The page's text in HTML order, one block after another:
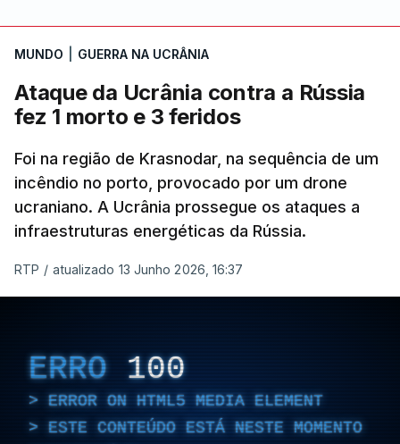
MUNDO GUERRA NA UCRÂNIA
Ataque da Ucrânia contra a Rússia
fez 1 morto e 3 feridos
Foi na região de Krasnodar, na sequência de um
incêndio no porto, provocado por um drone
ucraniano. A Ucrânia prossegue os ataques a
infraestruturas energéticas da Rússia.
RTP / atualizado 13 Junho 2026, 16:37
ERRO 100
ERROR ON HTML5 MEDIA ELEMENT
ESTE CONTEÚDO ESTÁ NESTE MOMENTO